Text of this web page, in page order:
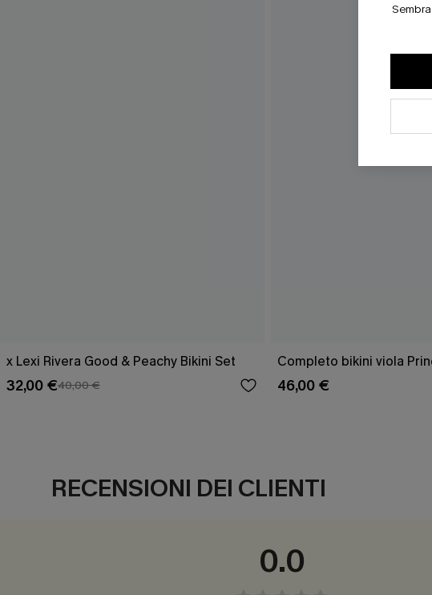
x Lexi Rivera Good & Peachy Bikini Set
32,00 €40,00 €
Completo bikini viola
46,00 €
RECENSIONI DEI CLIENTI
0.0